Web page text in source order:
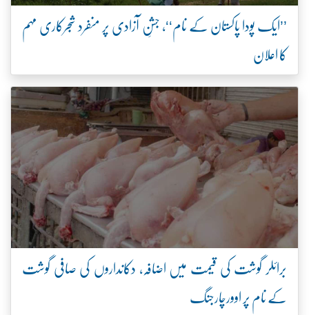
’’ایک پودا پاکستان کے نام‘‘، جشنِ آزادی پر منفرد شجرکاری مہم
کا اعلان
برائلر گوشت کی قیمت میں اضافہ، دکانداروں کی صافی گوشت
کے نام پر اوورچارجنگ